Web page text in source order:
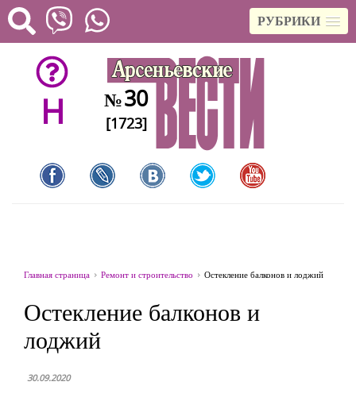
РУБРИКИ
H №30
[1723]
Главная страница Ремонт и строительство Остекление балконов и лоджий
Остекление балконов и
лоджий
30.09.2020